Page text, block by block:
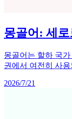
몽골어: 세로
몽골어는 할하 국
권에서 여전히 사
2026/7/21